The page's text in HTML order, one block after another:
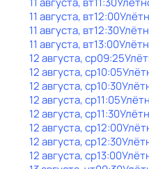
11 августа, вт12:00
11 августа, вт12:30
11 августа, вт13:00
12 августа, ср09:25
12 августа, ср10:05
12 августа, ср10:30
12 августа, ср11:05
12 августа, ср11:30
12 августа, ср12:00
12 августа, ср12:30
12 августа, ср13:00